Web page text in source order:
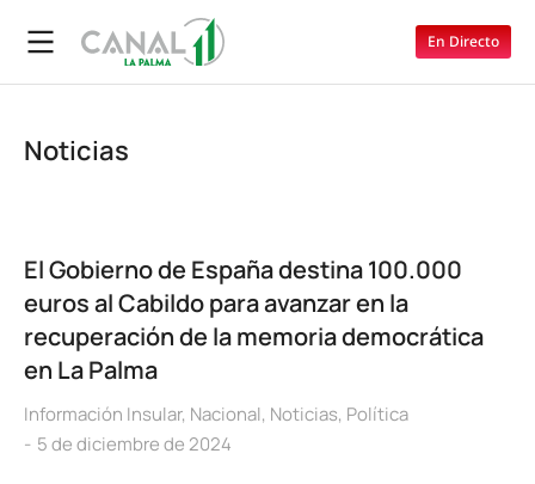
En Directo
Noticias
El Gobierno de España destina 100.000
euros al Cabildo para avanzar en la
recuperación de la memoria democrática
en La Palma
Información Insular, Nacional, Noticias, Política
5 de diciembre de 2024